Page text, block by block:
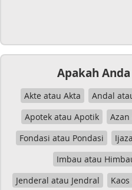
Apakah
Akte atau Akta Andal
Apotek atau Apotik
Fondasi atau Pondasi
Imbau atau
Jenderal atau Jendral